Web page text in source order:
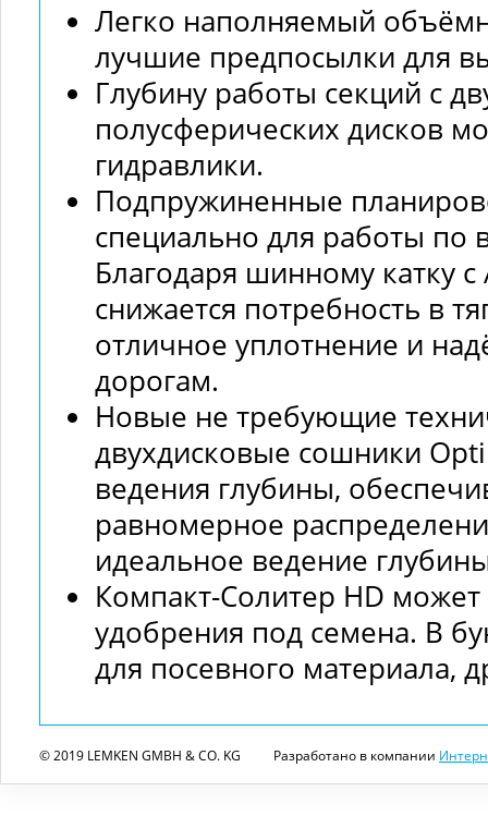
Легко наполняемый
лучшие предпосылки для
Глубину работы секций с
полусферических дисков
гидравлики.
Подпружиненные
специально для работы по
Благодаря шинному катку
снижается потребность в
отличное уплотнение и
дорогам.
Новые не требующие
двухдисковые сошники
ведения глубины,
равномерное
идеальное ведение
Компакт-Солитер HD
удобрения под семена. В
для посевного материала,
© 2019 LEMKEN GMBH & CO. KG Разработано в компании